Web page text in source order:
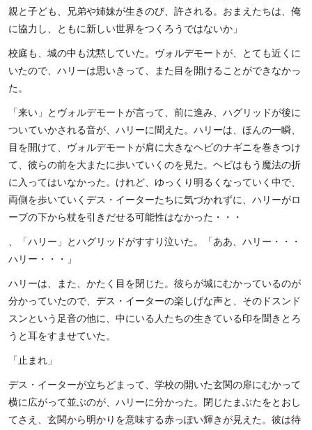
親と子ども、兄弟や姉妹が生きのび、許される。おまえたちは、俺
に協力し、ともに新しい世界をつくろうではないか」
校庭も、城の中も沈黙していた。ヴォルデモートが、とても近くに
いたので、ハリーは思いきって、また目を開けることができなかっ
た。
「来い」とヴォルデモートが言って、前に進み、ハグリッドが後に
ついていかされる音が、ハリーに聞えた。ハリーは、ほんの一瞬、
目を開けて、ヴォルデモートが肩に大きなヘビのナギニを巻きつけ
て、彼らの前を大またに歩いていくのを見た。ヘビはもう魔法の折
に入ってはいなかった。けれど、ゆっくり明るくなっていく中で、
両側を歩いていくデス・イーターたちに気づかれずに、ハリーがロ
ーブの下から杖を引きだせる可能性はなかった・・・
、「ハリー」とハグリッドがすすり泣いた。「ああ、ハリー・・・
ハリー・・・」
ハリーは、また、かたく目を閉じた。彼らが城にむかっているのが
分かっていたので、デス・イーターの楽しげな声と、そのドスンド
スンという足音の他に、中にいる人たちの生きている印を聞きとろ
うと耳をすませていた。
「止まれ」
デス・イーターが立ちどまって、学校の開いた玄関の扉にむかって
横に広がって並ぶのが、ハリーに分かった。閉じたまぶたをとおし
てさえ、玄関から明かりを意味する赤っぽい輝きが見えた。彼は待